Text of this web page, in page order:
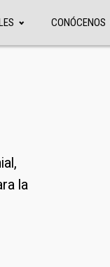
CONÓCENOS
la